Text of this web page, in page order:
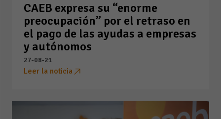
CAEB expresa su “enorme
preocupación” por el retraso en
el pago de las ayudas a empresas
y autónomos
27-08-21
Leer la noticia